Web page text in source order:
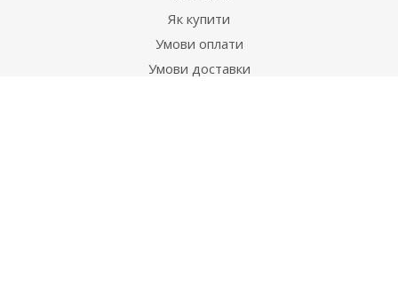
Як купити
Умови оплати
Умови доставки